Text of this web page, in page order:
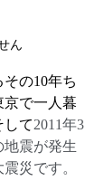
ん
の10年ち
京で一人暮
して2011年3
地震が発生
災です。